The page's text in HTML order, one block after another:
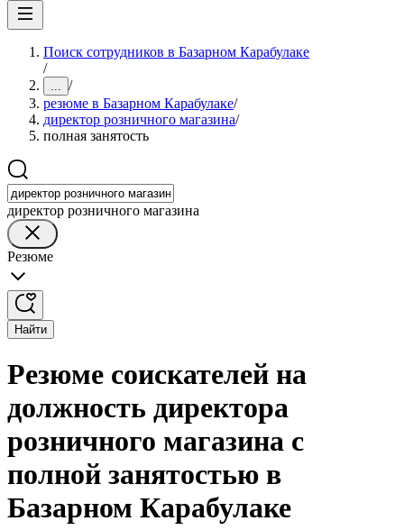
Поиск сотрудников в Базарном Карабулаке
/
... /
резюме в Базарном Карабулаке/
директор розничного магазина/
полная занятость
директор розничного магазина
Резюме
Найти
Резюме соискателей на
должность директора
розничного магазина с
полной занятостью в
Базарном Карабулаке